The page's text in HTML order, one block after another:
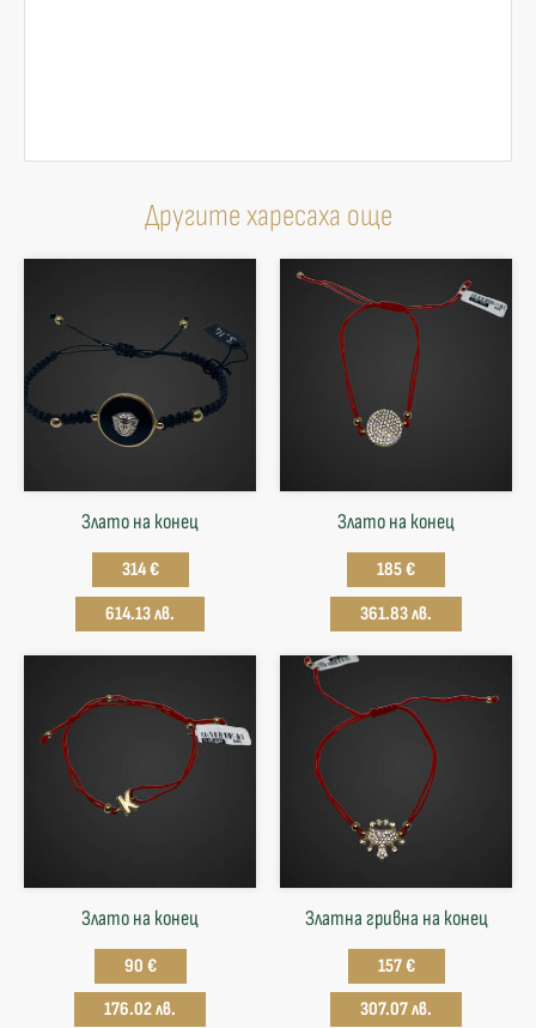
Другите харесаха още
Злато на конец
314 €
614.13 лв.
Злато на конец
185 €
361.83 лв.
Злато на конец
90 €
176.02 лв.
Златна гривна на конец
157 €
307.07 лв.